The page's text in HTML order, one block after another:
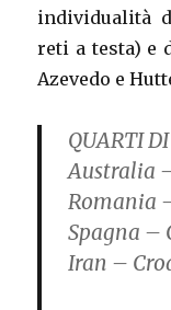
individualità
reti a testa) e
Azevedo e
QUARTI
Australia
Romania
Spagna –
Iran –